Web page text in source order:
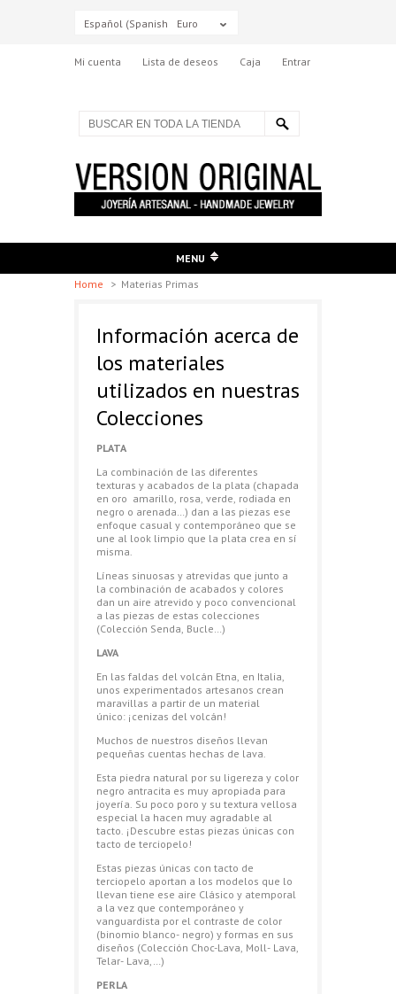
Español (Spanish) Euro
Mi cuenta Lista de deseos Caja Entrar
MENU
Home
> Materias Primas
Información acerca de
los materiales
utilizados en nuestras
Colecciones
PLATA
La combinación de las diferentes
texturas y acabados de la plata (chapada
en oro amarillo, rosa, verde, rodiada en
negro o arenada…) dan a las piezas ese
enfoque casual y contemporáneo que se
une al look limpio que la plata crea en sí
misma.
Líneas sinuosas y atrevidas que junto a
la combinación de acabados y colores
dan un aire atrevido y poco convencional
a las piezas de estas colecciones
(Colección Senda, Bucle…)
LAVA
En las faldas del volcán Etna, en Italia,
unos experimentados artesanos crean
maravillas a partir de un material
único: ¡cenizas del volcán!
Muchos de nuestros diseños llevan
pequeñas cuentas hechas de lava.
Esta piedra natural por su ligereza y color
negro antracita es muy apropiada para
joyería. Su poco poro y su textura vellosa
especial la hacen muy agradable al
tacto. ¡Descubre estas piezas únicas con
tacto de terciopelo!
Estas piezas únicas con tacto de
terciopelo aportan a los modelos que lo
llevan tiene ese aire Clásico y atemporal
a la vez que contemporáneo y
vanguardista por el contraste de color
(binomio blanco- negro) y formas en sus
diseños (Colección Choc-Lava, Moll- Lava,
Telar- Lava,…)
PERLA